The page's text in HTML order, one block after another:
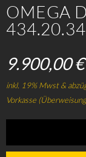
OMEGA
9.900,00 €
inkl. 19% Mwst &
Vorkasse